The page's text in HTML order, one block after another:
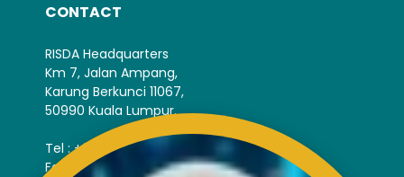
CONTACT
RISDA Headquarters
Km 7, Jalan Ampang,
Karung Berkunci 11067,
50990 Kuala Lumpur.
Tel : +603-4256 4022
Fax : +603- 4257 6726